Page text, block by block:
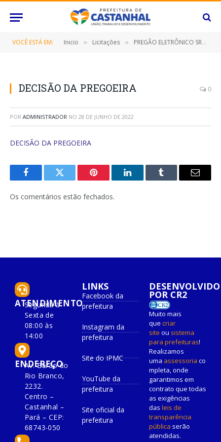
VOCÊ ESTÁ EM: Inicio » Licitações » PREGÃO ELETRÔNICO SRP Nº 020/2022 (CONTRATAÇÃO DE EMPRESA ESPECIALIZADA PARA FORNECIMENTO DE RECARGA DE ÁGUA MINERAL DE 20 LITROS)
DECISÃO DA PREGOEIRA 0
POR ADMINISTRADOR NO 28 DE JUNHO DE 2022
DECISÃO DA PREGOEIRA
FacebookTwitter Pinterest O
Tumblr
E-
Os comentários estão fechados.
ATENDIMENTO
Segunda à
Sexta de
08:00 às
14:00
ENDEREÇO
Av. Barão do
Rio Branco,
2232.
Centro –
Castanhal –
Pará – CEP:
68743-050
LINKS
Facebook da
prefeitura
Instagram da
prefeitura
Site do IPMC
YouTube da
prefeitura
Site oficial da
prefeitura
DESENVOLVIDO
POR CR2
Muito mais
que criar
site ou sistema
para prefeituras!
Realizamos
uma assessoria co
mpleta, onde
garantimos em
contrato que todas
as exigências
das leis de
transparência
pública serão
atendidas.